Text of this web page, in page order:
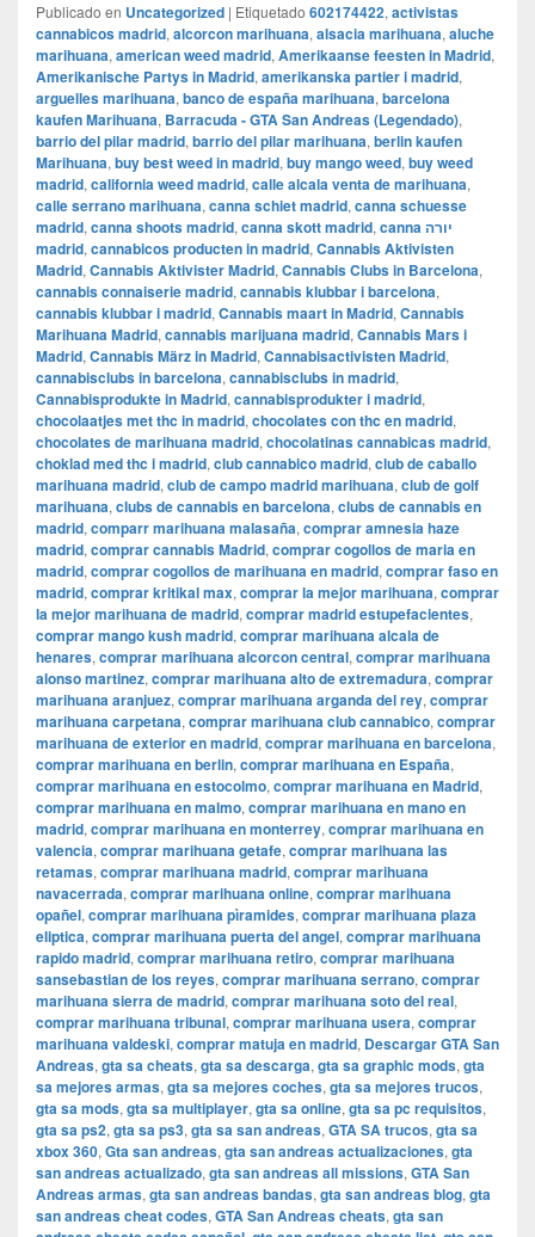
Publicado en Uncategorized | Etiquetado 602174422, activistas
cannabicos madrid, alcorcon marihuana, alsacia marihuana, aluche
marihuana, american weed madrid, Amerikaanse feesten in Madrid,
Amerikanische Partys in Madrid, amerikanska partier i madrid,
arguelles marihuana, banco de españa marihuana, barcelona
kaufen Marihuana, Barracuda - GTA San Andreas (Legendado),
barrio del pilar madrid, barrio del pilar marihuana, berlin kaufen
Marihuana, buy best weed in madrid, buy mango weed, buy weed
madrid, california weed madrid, calle alcala venta de marihuana,
calle serrano marihuana, canna schiet madrid, canna schuesse
madrid, canna shoots madrid, canna skott madrid, canna יורה
madrid, cannabicos producten in madrid, Cannabis Aktivisten
Madrid, Cannabis Aktivister Madrid, Cannabis Clubs in Barcelona,
cannabis connaiserie madrid, cannabis klubbar i barcelona,
cannabis klubbar i madrid, Cannabis maart in Madrid, Cannabis
Marihuana Madrid, cannabis marijuana madrid, Cannabis Mars i
Madrid, Cannabis März in Madrid, Cannabisactivisten Madrid,
cannabisclubs in barcelona, cannabisclubs in madrid,
Cannabisprodukte in Madrid, cannabisprodukter i madrid,
chocolaatjes met thc in madrid, chocolates con thc en madrid,
chocolates de marihuana madrid, chocolatinas cannabicas madrid,
choklad med thc i madrid, club cannabico madrid, club de caballo
marihuana madrid, club de campo madrid marihuana, club de golf
marihuana, clubs de cannabis en barcelona, clubs de cannabis en
madrid, comparr marihuana malasaña, comprar amnesia haze
madrid, comprar cannabis Madrid, comprar cogollos de maria en
madrid, comprar cogollos de marihuana en madrid, comprar faso en
madrid, comprar kritikal max, comprar la mejor marihuana, comprar
la mejor marihuana de madrid, comprar madrid estupefacientes,
comprar mango kush madrid, comprar marihuana alcala de
henares, comprar marihuana alcorcon central, comprar marihuana
alonso martinez, comprar marihuana alto de extremadura, comprar
marihuana aranjuez, comprar marihuana arganda del rey, comprar
marihuana carpetana, comprar marihuana club cannabico, comprar
marihuana de exterior en madrid, comprar marihuana en barcelona,
comprar marihuana en berlin, comprar marihuana en España,
comprar marihuana en estocolmo, comprar marihuana en Madrid,
comprar marihuana en malmo, comprar marihuana en mano en
madrid, comprar marihuana en monterrey, comprar marihuana en
valencia, comprar marihuana getafe, comprar marihuana las
retamas, comprar marihuana madrid, comprar marihuana
navacerrada, comprar marihuana online, comprar marihuana
opañel, comprar marihuana pìramides, comprar marihuana plaza
eliptica, comprar marihuana puerta del angel, comprar marihuana
rapido madrid, comprar marihuana retiro, comprar marihuana
sansebastian de los reyes, comprar marihuana serrano, comprar
marihuana sierra de madrid, comprar marihuana soto del real,
comprar marihuana tribunal, comprar marihuana usera, comprar
marihuana valdeski, comprar matuja en madrid, Descargar GTA San
Andreas, gta sa cheats, gta sa descarga, gta sa graphic mods, gta
sa mejores armas, gta sa mejores coches, gta sa mejores trucos,
gta sa mods, gta sa multiplayer, gta sa online, gta sa pc requisitos,
gta sa ps2, gta sa ps3, gta sa san andreas, GTA SA trucos, gta sa
xbox 360, Gta san andreas, gta san andreas actualizaciones, gta
san andreas actualizado, gta san andreas all missions, GTA San
Andreas armas, gta san andreas bandas, gta san andreas blog, gta
san andreas cheat codes, GTA San Andreas cheats, gta san